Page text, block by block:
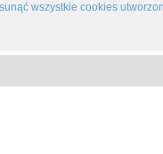
wszystkie cookies